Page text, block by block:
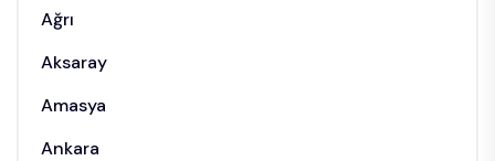
Ağrı
Aksaray
Amasya
Ankara